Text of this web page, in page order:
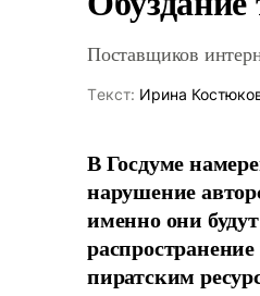
Поставщиков
Tекст: Ирина
В Госдуме
нарушение
именно они
пиратским